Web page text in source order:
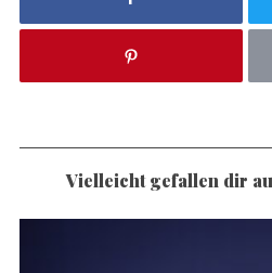
Vielleicht gefallen dir